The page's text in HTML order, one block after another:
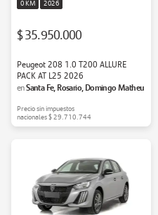
0 KM 2026
$ 35.950.000
Peugeot 208 1.0 T200 ALLURE
PACK AT L25 2026
enSanta Fe, Rosario, Domingo Matheu
Precio sin impuestos
nacionales$ 29.710.744